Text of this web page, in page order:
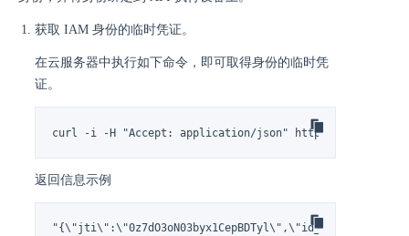
获取 IAM 身份的临时凭证。
在云服务器中执行如下命令，即可取得身份的临时凭
证。
curl -i -H "Accept: application/json" http://
返回信息示例